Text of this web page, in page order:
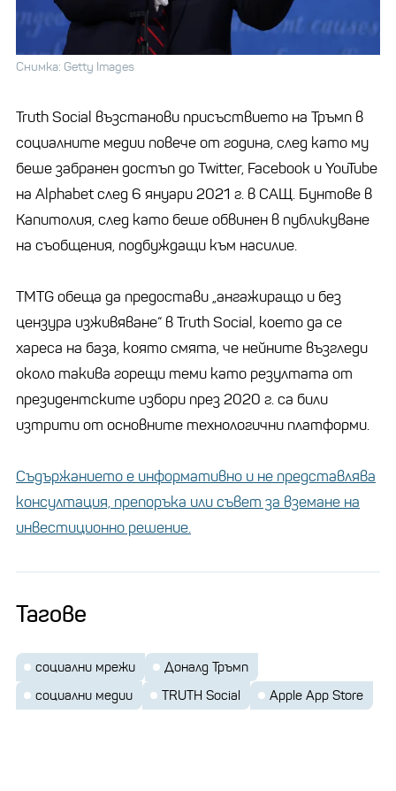
Снимка: Getty Images
Truth Social възстанови присъствието на Тръмп в
социалните медии повече от година, след като му
беше забранен достъп до Twitter, Facebook и YouTube
на Alphabet след 6 януари 2021 г. в САЩ. Бунтове в
Капитолия, след като беше обвинен в публикуване
на съобщения, подбуждащи към насилие.
TMTG обеща да предостави „ангажиращо и без
цензура изживяване“ в Truth Social, което да се
хареса на база, която смята, че нейните възгледи
около такива горещи теми като резултата от
президентските избори през 2020 г. са били
изтрити от основните технологични платформи.
Съдържанието е информативно и не представлява
консултация, препоръка или съвет за вземане на
инвестиционно решение.
Тагове
социални мрежи
Доналд Тръмп
социални медии
TRUTH Social Apple App Store